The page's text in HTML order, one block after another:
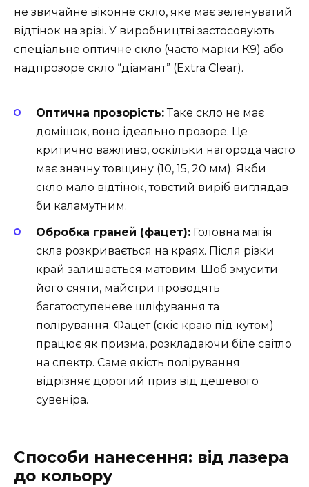
не звичайне віконне скло, яке має зеленуватий
відтінок на зрізі. У виробництві застосовують
спеціальне оптичне скло (часто марки К9) або
надпрозоре скло “діамант” (Extra Clear).
Оптична прозорість:Таке скло не має
домішок, воно ідеально прозоре. Це
критично важливо, оскільки нагорода часто
має значну товщину (10, 15, 20 мм). Якби
скло мало відтінок, товстий виріб виглядав
би каламутним.
Обробка граней (фацет): Головна магія
скла розкривається на краях. Після різки
край залишається матовим. Щоб змусити
його сяяти, майстри проводять
багатоступеневе шліфування та
полірування. Фацет (скіс краю під кутом)
працює як призма, розкладаючи біле світло
на спектр. Саме якість полірування
відрізняє дорогий приз від дешевого
сувеніра.
Способи нанесення: від лазера
до кольору